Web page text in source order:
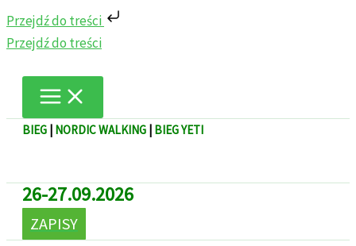
Przejdź do treści
Przejdź do treści
BIEG | NORDIC WALKING | BIEG YETI
26-27.09.2026
ZAPISY